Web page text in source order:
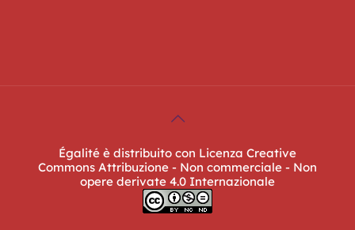
Égalité è distribuito con Licenza Creative
Commons Attribuzione - Non commerciale - Non
opere derivate 4.0 Internazionale